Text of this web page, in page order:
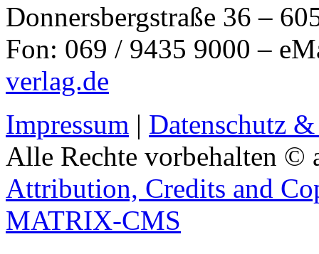
Donnersbergstraße 36 –
Fon: 069 / 9435 9000 –
verlag.de
Impressum | Datenschutz
Alle Rechte vorbehalten ©
Attribution, Credits and
MATRIX-CMS